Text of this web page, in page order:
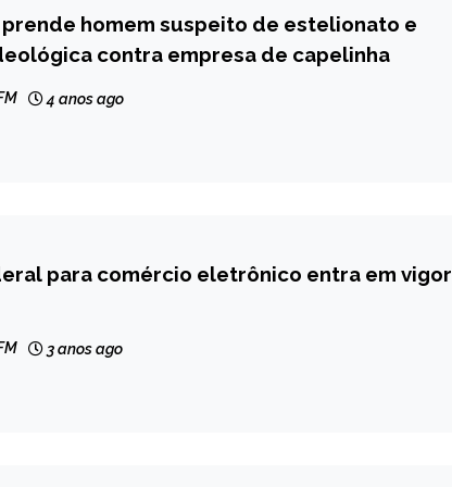
prende homem suspeito de estelionato e
contra empresa de capelinha
4 anos ago
para comércio eletrônico entra em vigor
3 anos ago